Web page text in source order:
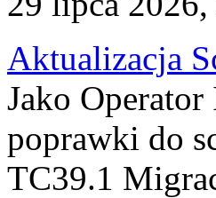
Aktualizacja
Jako
poprawki do
TC39.1